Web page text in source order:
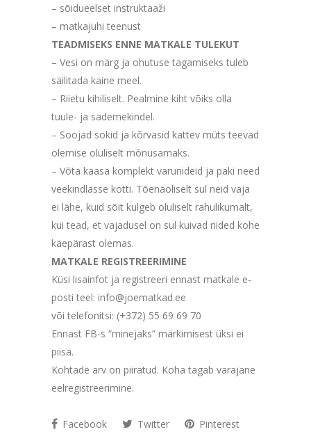
– sõidueelset instruktaaži
– matkajuhi teenust
TEADMISEKS ENNE MATKALE TULEKUT
– Vesi on märg ja ohutuse tagamiseks tuleb
säilitada kaine meel.
– Riietu kihiliselt. Pealmine kiht võiks olla
tuule- ja sademekindel.
– Soojad sokid ja kõrvasid kattev müts teevad
olemise oluliselt mõnusamaks.
– Võta kaasa komplekt varuriideid ja paki need
veekindlasse kotti. Tõenäoliselt sul neid vaja
ei lähe, kuid sõit kulgeb oluliselt rahulikumalt,
kui tead, et vajadusel on sul kuivad riided kohe
käepärast olemas.
MATKALE REGISTREERIMINE
Küsi lisainfot ja registreeri ennast matkale e-
posti teel: info@joematkad.ee
või telefonitsi: (+372) 55 69 69 70
Ennast FB-s “minejaks” märkimisest üksi ei
piisa.
Kohtade arv on piiratud. Koha tagab varajane
eelregistreerimine.
Facebook Twitter
Pinterest